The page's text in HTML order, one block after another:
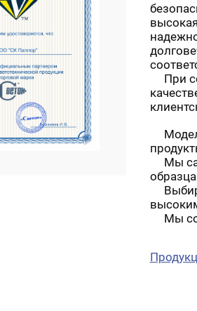
При
Мы
Мы